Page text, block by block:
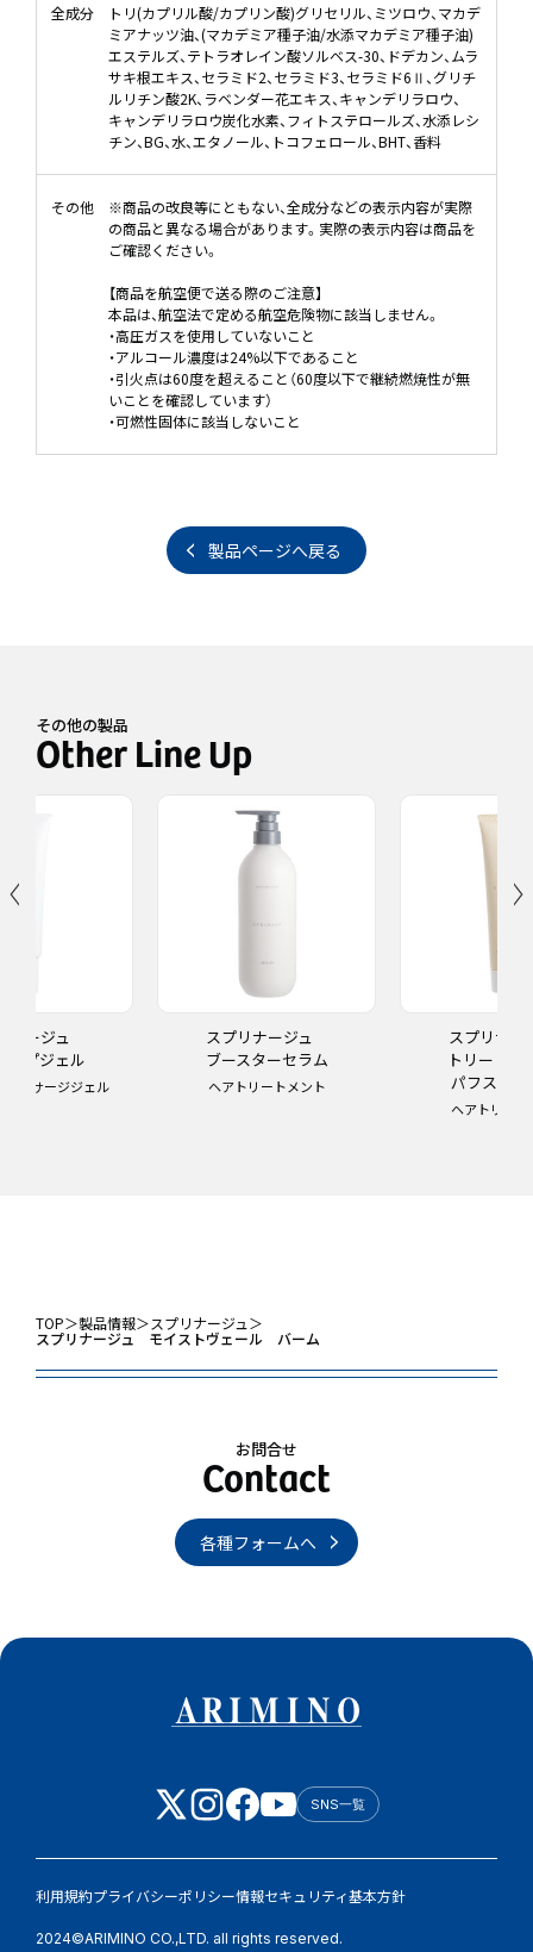
全成分
トリ(カプリル酸/カプリン酸)グリセリル、ミツロウ、マカデ
ミアナッツ油、(マカデミア種子油/水添マカデミア種子油)
エステルズ、テトラオレイン酸ソルベス-30、ドデカン、ムラ
サキ根エキス、セラミド2、セラミド3、セラミド6Ⅱ、グリチ
ルリチン酸2K、ラベンダー花エキス、キャンデリラロウ、
キャンデリラロウ炭化水素、フィトステロールズ、水添レシ
チン、BG、水、エタノール、トコフェロール、BHT、香料
その他
※商品の改良等にともない、全成分などの表示内容が実際
の商品と異なる場合があります。実際の表示内容は商品を
ご確認ください。
【商品を航空便で送る際のご注意】
本品は、航空法で定める航空危険物に該当しません。
・高圧ガスを使用していないこと
・アルコール濃度は24%以下であること
・引火点は60度を超えること（60度以下で継続燃焼性が無
いことを確認しています）
・可燃性固体に該当しないこと
製品ページへ戻る
その他の製品
ナージュ
ルプジェル
ッサージジェル
スプリナージュ
ブースターセラム
ヘアトリートメント
スプリナ
トリート
パフスム
ヘアトリー
TOP＞製品情報＞スプリナージュ ＞
スプリナージュ モイストヴェール バーム
お問合せ
各種フォームへ
SNS一覧
利用規約プライバシーポリシー情報セキュリティ基本方針
2024©ARIMINO CO.,LTD. all rights reserved.